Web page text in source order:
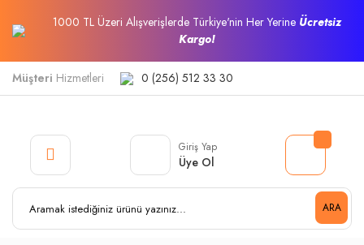
1000 TL Üzeri Alışverişlerde Türkiye'nin Her Yerine Ücretsiz
Kargo!
Müşteri Hizmetleri 0 (256) 512 33 30
ARA
Giriş Yap
Üye Ol